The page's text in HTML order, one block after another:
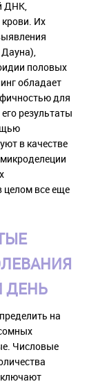
ДНК,
Их
половых
обладает
для
результаты
в качестве
целом все еще
ДЕНЬ
на
Числовые